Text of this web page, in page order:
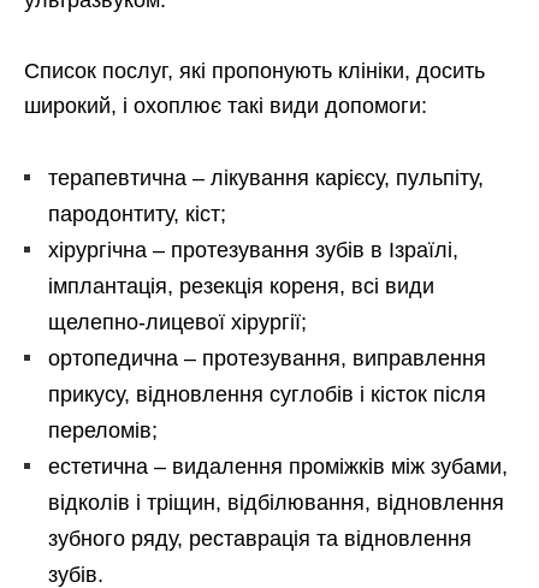
Список послуг, які пропонують клініки, досить
широкий, і охоплює такі види допомоги:
терапевтична – лікування карієсу, пульпіту,
пародонтиту, кіст;
хірургічна – протезування зубів в Ізраїлі,
імплантація, резекція кореня, всі види
щелепно-лицевої хірургії;
ортопедична – протезування, виправлення
прикусу, відновлення суглобів і кісток після
переломів;
естетична – видалення проміжків між зубами,
відколів і тріщин, відбілювання, відновлення
зубного ряду, реставрація та відновлення
зубів.